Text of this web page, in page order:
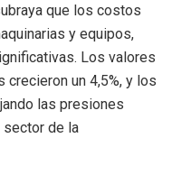
que los costos
y equipos,
Los valores
un 4,5%, y los
las presiones
sector de la